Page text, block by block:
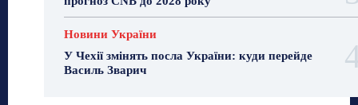
Новини України
У Чехії змінять посла України: куди перейде
Василь Зварич